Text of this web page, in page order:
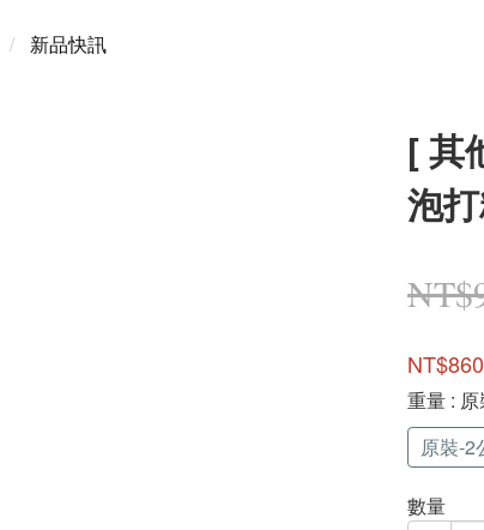
新品快訊
[ 其
泡
NT$860
重量 :
原裝-2
數量